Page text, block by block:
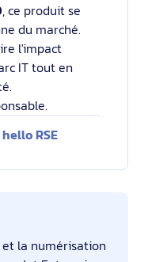
, ce produit se
du marché.
l'impact
IT tout en
RSE
et la numérisation